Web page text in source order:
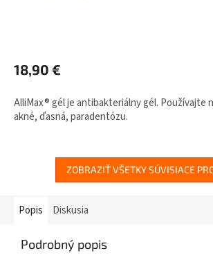
18,90 €
AlliMax® gél je antibakteriálny gél. Používajte
akné, ďasná, paradentózu.
ZOBRAZIŤ VŠETKY SÚVISIACE
Popis Diskusia
Podrobný popis